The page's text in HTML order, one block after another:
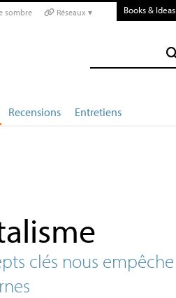
sombre Réseaux ▾ Books & Ideas
Recensions Entretiens
clés nous empêche